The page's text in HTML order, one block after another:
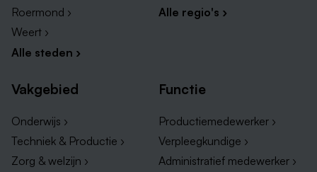
Roermond ›
Weert ›
Alle steden ›
Alle regio's ›
Vakgebied
Onderwijs ›
Techniek & Productie ›
Zorg & welzijn ›
Functie
Productiemedewerker ›
Verpleegkundige ›
Administratief medewerker ›